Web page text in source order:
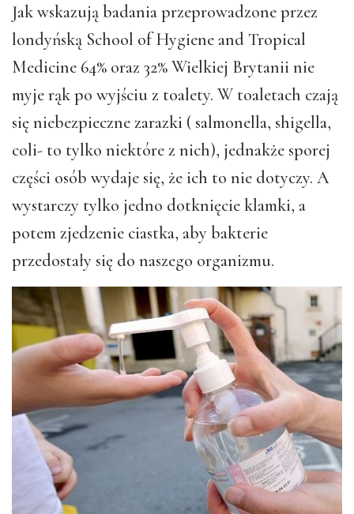
Jak wskazują badania przeprowadzone przez
londyńską School of Hygiene and Tropical
Medicine 64% oraz 32% Wielkiej Brytanii nie
myje rąk po wyjściu z toalety. W toaletach czają
się niebezpieczne zarazki ( salmonella, shigella,
coli- to tylko niektóre z nich), jednakże sporej
części osób wydaje się, że ich to nie dotyczy. A
wystarczy tylko jedno dotknięcie klamki, a
potem zjedzenie ciastka, aby bakterie
przedostały się do naszego organizmu.